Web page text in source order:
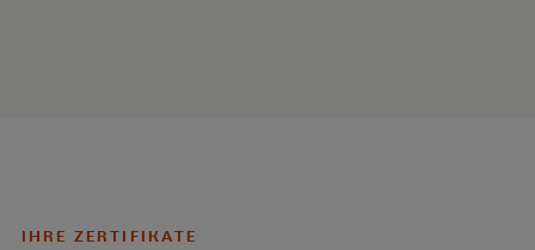
Ihre Vorteile
IHRE ZERTIFIKATE